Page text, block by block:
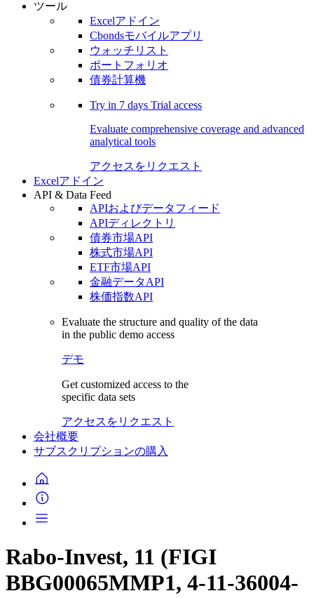
ツール
Excelアドイン
Cbondsモバイルアプリ
ウォッチリスト
ポートフォリオ
債券計算機
Try in 7 days Trial access
Evaluate comprehensive coverage and advanced
analytical tools
アクセスをリクエスト
Excelアドイン
API & Data Feed
APIおよびデータフィード
APIディレクトリ
債券市場API
株式市場API
ETF市場API
金融データAPI
株価指数API
Evaluate the structure and quality of the data
in the public demo access
デモ
Get customized access to the
specific data sets
アクセスをリクエスト
会社概要
サブスクリプションの購入
Rabo-Invest, 11 (FIGI
BBG00065MMP1, 4-11-36004-